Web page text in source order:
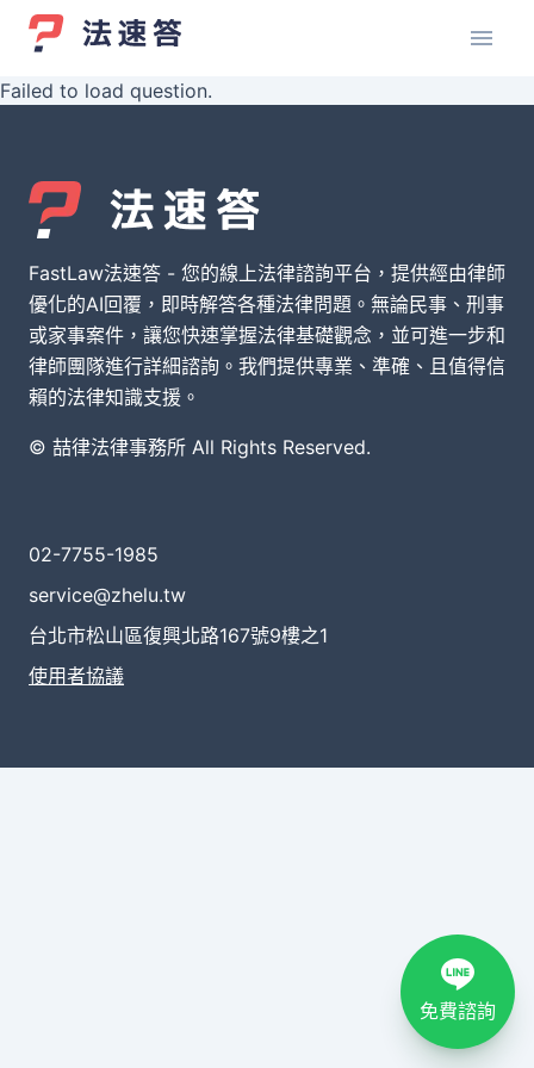
Failed to load question.
FastLaw法速答 - 您的線上法律諮詢平台，提供經由律師
優化的AI回覆，即時解答各種法律問題。無論民事、刑事
或家事案件，讓您快速掌握法律基礎觀念，並可進一步和
律師團隊進行詳細諮詢。我們提供專業、準確、且值得信
賴的法律知識支援。
© 喆律法律事務所 All Rights Reserved.
02-7755-1985
service@zhelu.tw
台北市松山區復興北路167號9樓之1
使用者協議
免費諮詢